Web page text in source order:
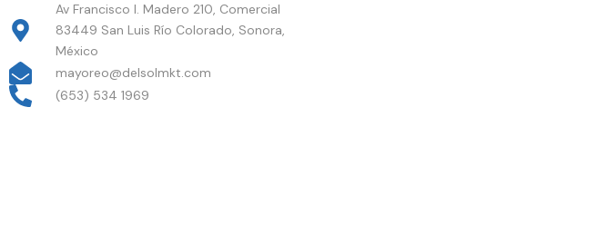
Av Francisco I. Madero 210, Comercial
83449 San Luis Río Colorado, Sonora,
México
mayoreo@delsolmkt.com
(653) 534 1969